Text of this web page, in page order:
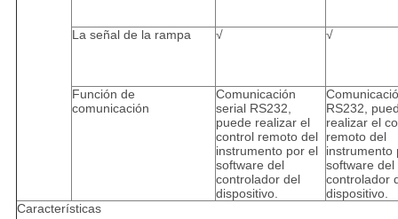
La señal de la rampa √ √
Función de
comunicación
Comunicación
serial RS232,
puede realizar el
control remoto del
instrumento por el
software del
controlador del
dispositivo.
RS232,
realizar el
remoto del
instrumento
software del
controlador
dispositivo.
Características